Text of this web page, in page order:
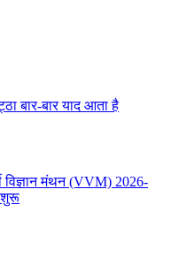
बार-बार याद आता है
विज्ञान मंथन (VVM) 2026-
शुरू